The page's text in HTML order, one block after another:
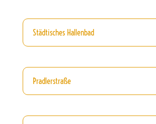
Städtisches Hallenbad
Pradlerstraße